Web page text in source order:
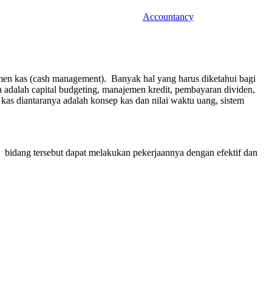
Accountancy
kas (cash management). Banyak hal yang harus diketahui bagi
capital budgeting, manajemen kredit, pembayaran dividen,
diantaranya adalah konsep kas dan nilai waktu uang, sistem
tersebut dapat melakukan pekerjaannya dengan efektif dan